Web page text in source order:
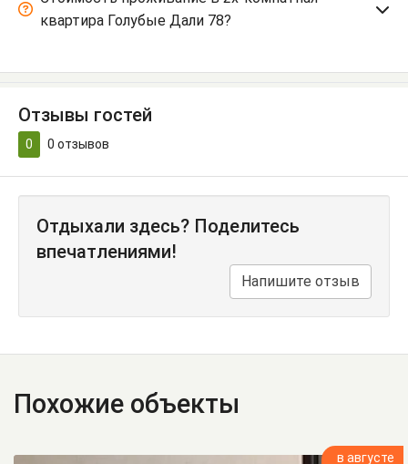
квартира Голубые Дали 78?
Отзывы гостей
0 0 отзывов
Отдыхали здесь? Поделитесь
впечатлениями!
Напишите отзыв
Похожие объекты
в августе